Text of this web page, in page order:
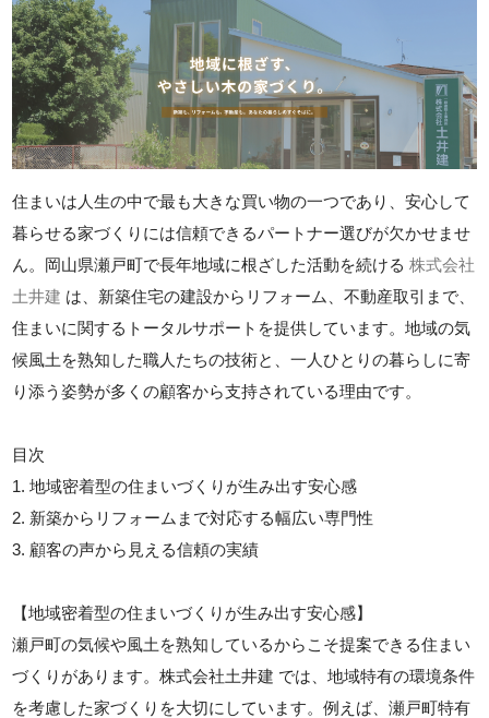
住まいは人生の中で最も大きな買い物の一つであり、安心して
暮らせる家づくりには信頼できるパートナー選びが欠かせませ
ん。岡山県瀬戸町で長年地域に根ざした活動を続ける株式会社
土井建 は、新築住宅の建設からリフォーム、不動産取引まで、
住まいに関するトータルサポートを提供しています。地域の気
候風土を熟知した職人たちの技術と、一人ひとりの暮らしに寄
り添う姿勢が多くの顧客から支持されている理由です。
目次
1. 地域密着型の住まいづくりが生み出す安心感
2. 新築からリフォームまで対応する幅広い専門性
3. 顧客の声から見える信頼の実績
【地域密着型の住まいづくりが生み出す安心感】
瀬戸町の気候や風土を熟知しているからこそ提案できる住まい
づくりがあります。株式会社土井建 では、地域特有の環境条件
を考慮した家づくりを大切にしています。例えば、瀬戸町特有